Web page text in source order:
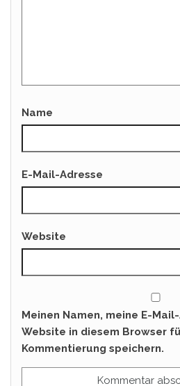
Name
E-Mail-Adresse
Website
Meinen Namen, meine E-
Website in diesem Browser
Kommentierung speichern.